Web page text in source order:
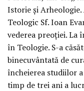
Istorie și Arheologie.
Teologic Sf. Ioan
vederea preoției. La
în Teologie. S-a
binecuvântată de
încheierea studiilor
timp de trei ani a